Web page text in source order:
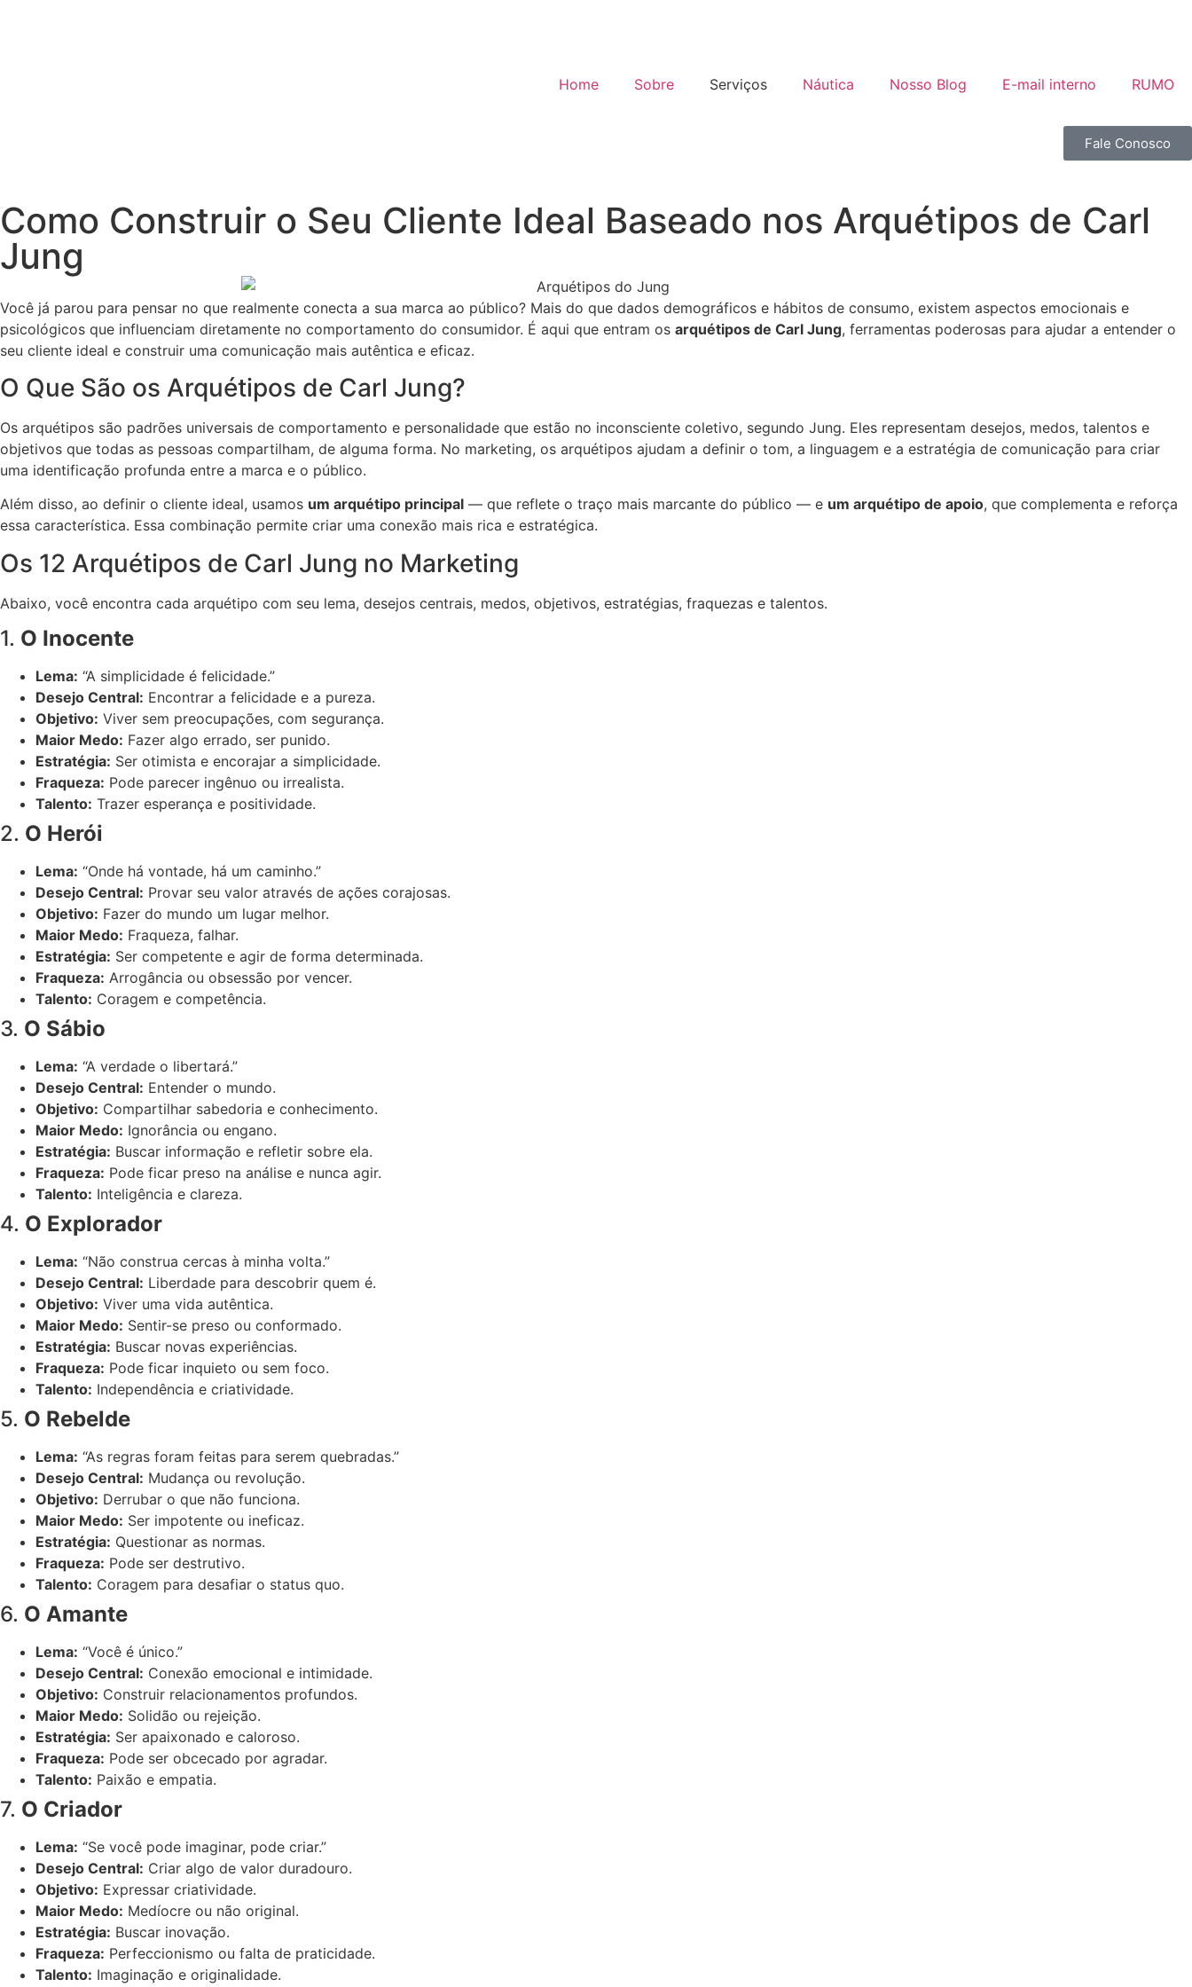
Home Sobre Serviços Náutica Nosso Blog E-mail interno RUMO
Fale Conosco
Como Construir o Seu Cliente Ideal Baseado nos Arquétipos de Carl
Jung
Você já parou para pensar no que realmente conecta a sua marca ao público? Mais do que dados demográficos e hábitos de consumo, existem aspectos emocionais e
psicológicos que influenciam diretamente no comportamento do consumidor. É aqui que entram os arquétipos de Carl Jung, ferramentas poderosas para ajudar a entender o
seu cliente ideal e construir uma comunicação mais autêntica e eficaz.
O Que São os Arquétipos de Carl Jung?
Os arquétipos são padrões universais de comportamento e personalidade que estão no inconsciente coletivo, segundo Jung. Eles representam desejos, medos, talentos e
objetivos que todas as pessoas compartilham, de alguma forma. No marketing, os arquétipos ajudam a definir o tom, a linguagem e a estratégia de comunicação para criar
uma identificação profunda entre a marca e o público.
Além disso, ao definir o cliente ideal, usamos um arquétipo principal — que reflete o traço mais marcante do público — e um arquétipo de apoio, que complementa e reforça
essa característica. Essa combinação permite criar uma conexão mais rica e estratégica.
Os 12 Arquétipos de Carl Jung no Marketing
Abaixo, você encontra cada arquétipo com seu lema, desejos centrais, medos, objetivos, estratégias, fraquezas e talentos.
1. O Inocente
Lema: “A simplicidade é felicidade.”
Desejo Central: Encontrar a felicidade e a pureza.
Objetivo: Viver sem preocupações, com segurança.
Maior Medo: Fazer algo errado, ser punido.
Estratégia: Ser otimista e encorajar a simplicidade.
Fraqueza: Pode parecer ingênuo ou irrealista.
Talento: Trazer esperança e positividade.
2. O Herói
Lema: “Onde há vontade, há um caminho.”
Desejo Central: Provar seu valor através de ações corajosas.
Objetivo: Fazer do mundo um lugar melhor.
Maior Medo: Fraqueza, falhar.
Estratégia: Ser competente e agir de forma determinada.
Fraqueza: Arrogância ou obsessão por vencer.
Talento: Coragem e competência.
3. O Sábio
Lema: “A verdade o libertará.”
Desejo Central: Entender o mundo.
Objetivo: Compartilhar sabedoria e conhecimento.
Maior Medo: Ignorância ou engano.
Estratégia: Buscar informação e refletir sobre ela.
Fraqueza: Pode ficar preso na análise e nunca agir.
Talento: Inteligência e clareza.
4. O Explorador
Lema: “Não construa cercas à minha volta.”
Desejo Central: Liberdade para descobrir quem é.
Objetivo: Viver uma vida autêntica.
Maior Medo: Sentir-se preso ou conformado.
Estratégia: Buscar novas experiências.
Fraqueza: Pode ficar inquieto ou sem foco.
Talento: Independência e criatividade.
5. O Rebelde
Lema: “As regras foram feitas para serem quebradas.”
Desejo Central: Mudança ou revolução.
Objetivo: Derrubar o que não funciona.
Maior Medo: Ser impotente ou ineficaz.
Estratégia: Questionar as normas.
Fraqueza: Pode ser destrutivo.
Talento: Coragem para desafiar o status quo.
6. O Amante
Lema: “Você é único.”
Desejo Central: Conexão emocional e intimidade.
Objetivo: Construir relacionamentos profundos.
Maior Medo: Solidão ou rejeição.
Estratégia: Ser apaixonado e caloroso.
Fraqueza: Pode ser obcecado por agradar.
Talento: Paixão e empatia.
7. O Criador
Lema: “Se você pode imaginar, pode criar.”
Desejo Central: Criar algo de valor duradouro.
Objetivo: Expressar criatividade.
Maior Medo: Medíocre ou não original.
Estratégia: Buscar inovação.
Fraqueza: Perfeccionismo ou falta de praticidade.
Talento: Imaginação e originalidade.